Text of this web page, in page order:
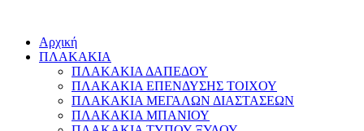
Αρχική
ΠΛΑΚΑΚΙΑ
ΠΛΑΚΑΚΙΑ ΔΑΠΕΔΟΥ
ΠΛΑΚΑΚΙΑ ΕΠΕΝΔΥΣΗΣ ΤΟΙΧΟΥ
ΠΛΑΚΑΚΙΑ ΜΕΓΑΛΩΝ ΔΙΑΣΤΑΣΕΩΝ
ΠΛΑΚΑΚΙΑ ΜΠΑΝΙΟΥ